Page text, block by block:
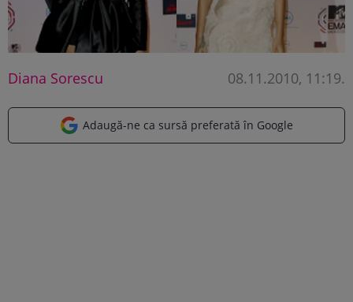
Diana Sorescu 08.11.2010, 11:19.
Adaugă-ne ca sursă preferată în Google